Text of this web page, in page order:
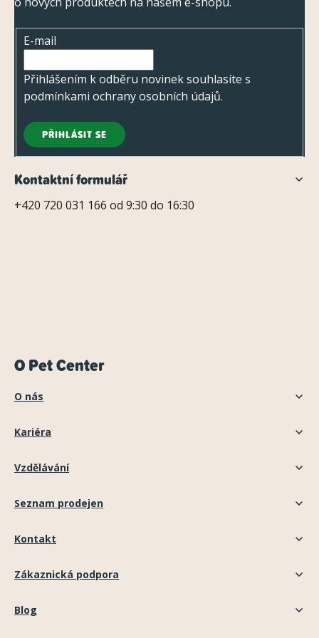
s
E-mail
Přihlášením k odběru novinek souhlasíte s
podmínkami ochrany osobních údajů.
PŘIHLÁSIT SE
Kontaktní formulář
+420 720 031 166 od 9:30 do 16:30
O Pet Center
O nás
Kariéra
Vzdělávání
Seznam prodejen
Kontakt
Zákaznická podpora
Blog